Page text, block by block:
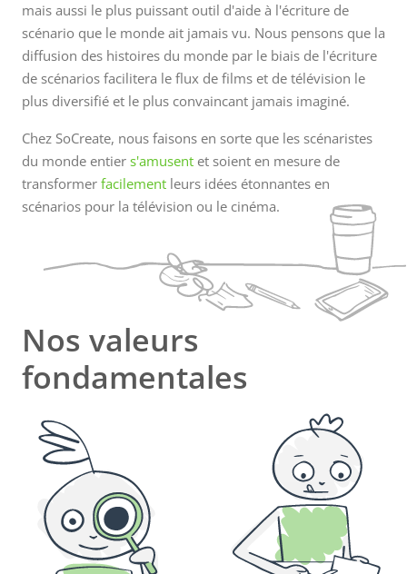
l'écriture a commencé dans une classe...
mais aussi le plus puissant outil d'aide à l'écriture de
scénario que le monde ait jamais vu. Nous pensons que la
diffusion des histoires du monde par le biais de l'écriture
de scénarios facilitera le flux de films et de télévision le
plus diversifié et le plus convaincant jamais imaginé.
Chez SoCreate, nous faisons en sorte que les scénaristes
du monde entier s'amusent et soient en mesure de
transformer facilement leurs idées étonnantes en
scénarios pour la télévision ou le cinéma.
Nos valeurs
fondamentales